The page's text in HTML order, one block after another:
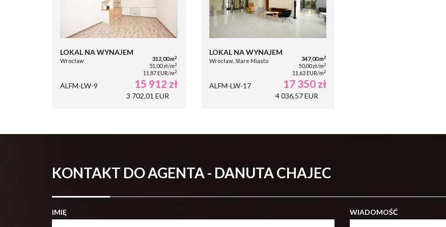
LOKAL NA WYNAJEM
Wrocław 312,00 m2
51,00 zł/m2
11,87 EUR/m2
ALFM-LW-9 15 912 zł
3 702,01 EUR
LOKAL NA WYNAJEM
Wrocław, Stare Miasto 347,00 m2
50,00 zł/m2
11,63 EUR/m2
ALFM-LW-17 17 350 zł
4 036,57 EUR
KONTAKT DO AGENTA - DANUTA CHAJEC
IMIĘ WIADOMOŚĆ